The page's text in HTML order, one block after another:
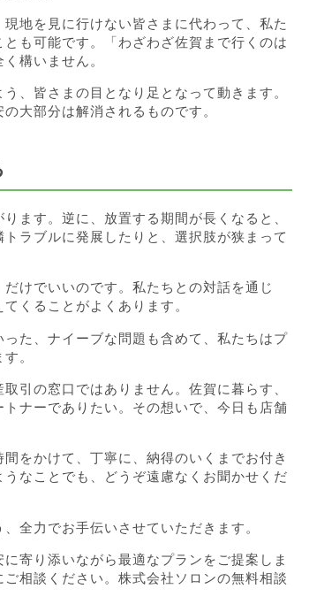
地を見に行けない皆さまに代わって、私た
も可能です。「わざわざ佐賀まで行くのは
構いません。
、皆さまの目となり足となって動きます。
大部分は解消されるものです。
ます。逆に、放置する期間が長くなると、
ラブルに発展したりと、選択肢が狭まって
けでいいのです。私たちとの対話を通じ
くることがよくあります。
た、ナイーブな問題も含めて、私たちはプ
。
引の窓口ではありません。佐賀に暮らす、
ナーでありたい。その想いで、今日も店舗
をかけて、丁寧に、納得のいくまでお付き
なことでも、どうぞ遠慮なくお聞かせくだ
全力でお手伝いさせていただきます。
寄り添いながら最適なプランをご提案しま
相談ください。株式会社ソロンの無料相談